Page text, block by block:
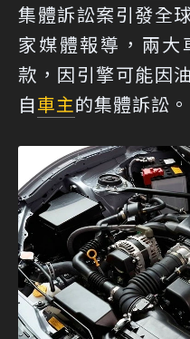
集體訴訟案引發全
家媒體報導，兩
款，因引擎可能因
自車主的集體訴訟。